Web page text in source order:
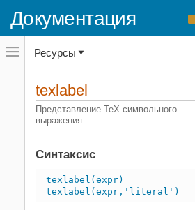
Документация
Переключатель
навигационного
меню
переключатель
навигационного
Symbolic Math Toolbox
Генерация кода
НА ЭТОЙ СТРАНИЦЕ
Синтаксис
Описание
Ресурсы
texlabel
Представление TeX символьного
выражения
Синтаксис
texlabel(expr)
texlabel(expr,'literal')